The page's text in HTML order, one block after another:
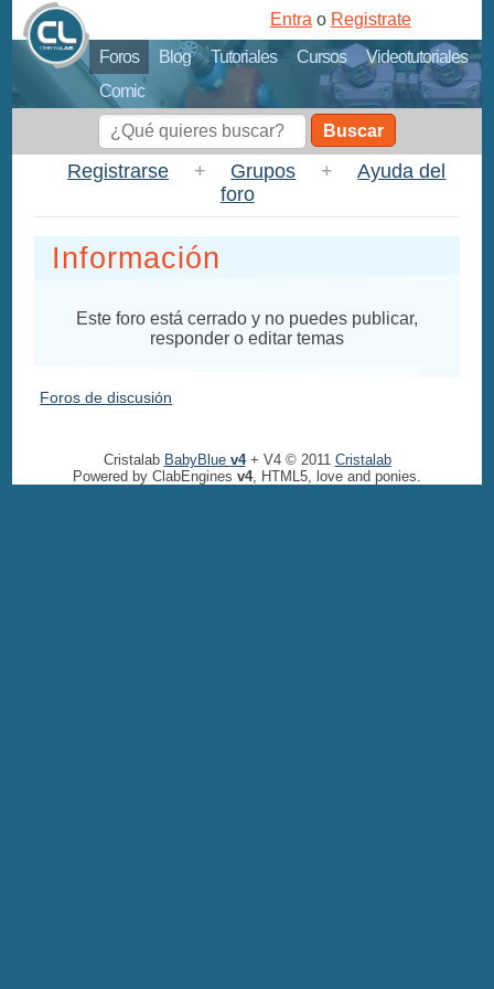
Foros Blog Tutoriales Cursos
Videotutoriales
Comic
Entra o Registrate
Buscar
Registrarse + Grupos +
Ayuda del
foro
Información
Este foro está cerrado y no puedes publicar,
responder o editar temas
Foros de discusión
Cristalab BabyBlue v4+ V4 © 2011 Cristalab
Powered by ClabEngines v4, HTML5, love and ponies.